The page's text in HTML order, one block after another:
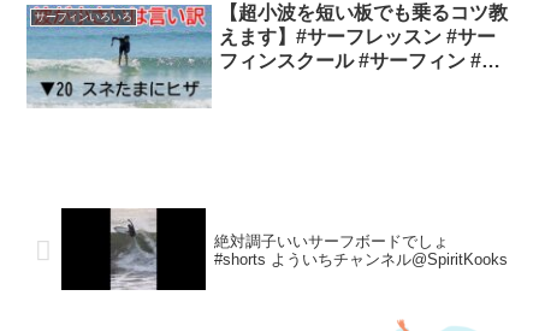
サーフィンいろいろ
【超小波を短い板でも乗るコツ教
えます】#サーフレッスン #サー
フィンスクール #サーフィン #パ
絶対調子いいサーフボードでしょ
#shorts よういちチャンネル@SpiritKooks